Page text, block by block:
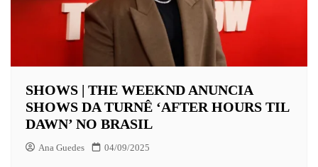
SHOWS | THE WEEKND ANUNCIA
SHOWS DA TURNÊ ‘AFTER HOURS TIL
DAWN’ NO BRASIL
Ana Guedes 04/09/2025